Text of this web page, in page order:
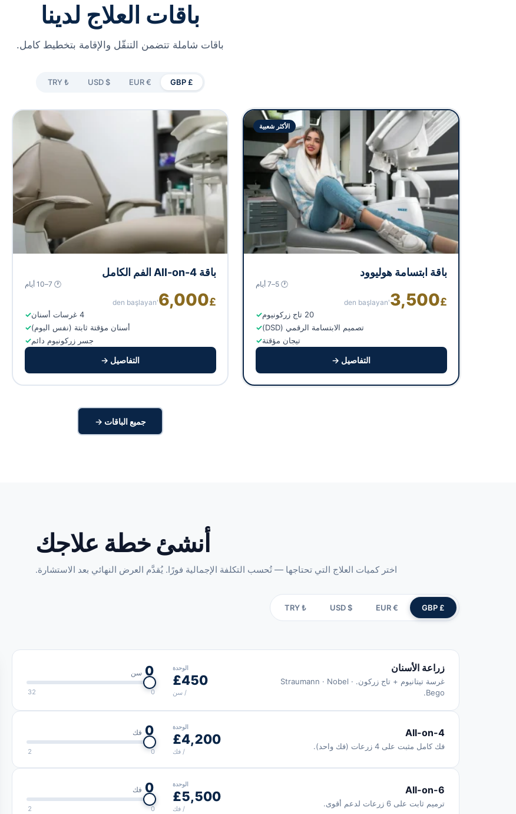
باقات العلاج لدينا
باقات شاملة تتضمن التنقّل والإقامة بتخطيط كامل.
£ GBP
€ EUR
$ USD
₺ TRY
الأكثر شعبية
باقة ابتسامة هوليوود
🕐 5–7 أيام
£
3,500
'den başlayan
20 تاج زركونيوم
تصميم الابتسامة الرقمي (DSD)
تيجان مؤقتة
التفاصيل →
باقة All-on-4 الفم الكامل
🕐 7–10 أيام
£
6,000
'den başlayan
4 غرسات أسنان
أسنان مؤقتة ثابتة (نفس اليوم)
جسر زركونيوم دائم
التفاصيل →
جميع الباقات →
أنشئ خطة علاجك
اختر كميات العلاج التي تحتاجها — تُحسب التكلفة الإجمالية فورًا. يُقدَّم العرض النهائي بعد الاستشارة.
£ GBP
€ EUR
$ USD
₺ TRY
زراعة الأسنان
غرسة تيتانيوم + تاج زركون. Straumann · Nobel ·
Bego.
الوحدة
£450
/ سن
0 سن
0
32
All-on-4
فك كامل مثبت على 4 زرعات (فك واحد).
الوحدة
£4,200
/ فك
0 فك
0
2
All-on-6
ترميم ثابت على 6 زرعات لدعم أقوى.
الوحدة
£5,500
/ فك
0 فك
0
2